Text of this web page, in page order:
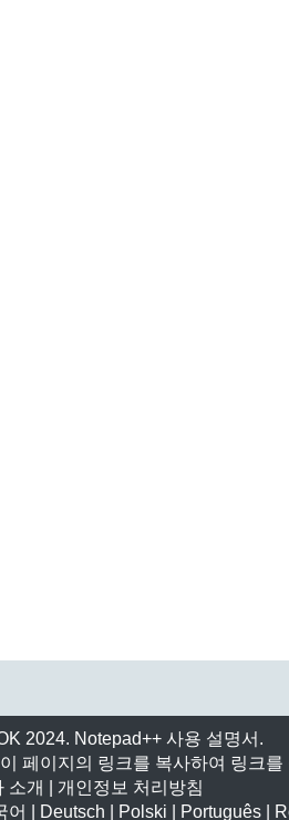
2024. Notepad++ 사용 설명서.
페이지의 링크를 복사하여 링크를
소개
개인정보 처리방침
어 Deutsch Polski Português|